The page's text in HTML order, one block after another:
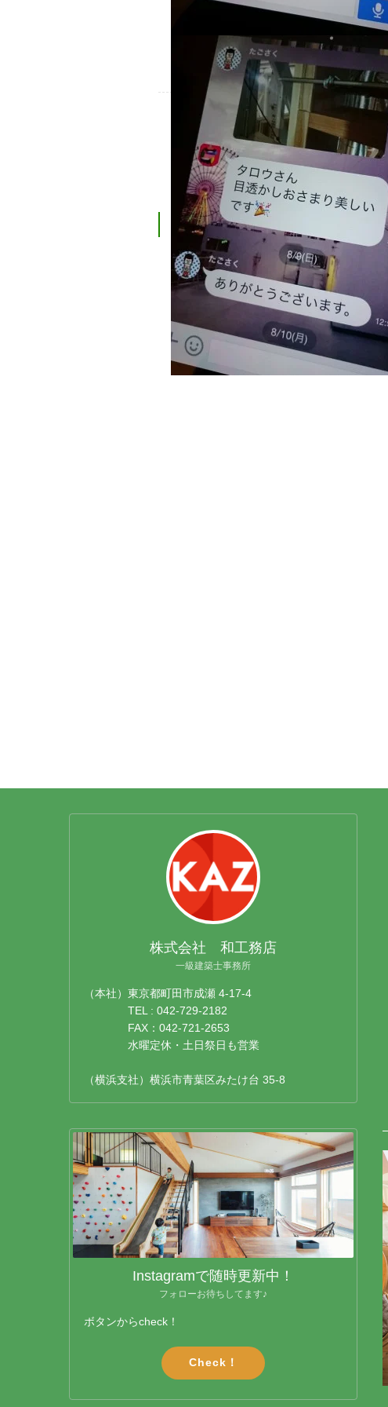
株式会社 和工務店
一級建築士事務所
（本社）東京都町田市成瀬 4-17-4
TEL : 042-729-2182
FAX：042-721-2653
水曜定休・土日祭日も営業
（横浜支社）横浜市青葉区みたけ台 35-8
Instagramで随時更新中！
フォローお待ちしてます♪
ボタンからcheck！
Check！